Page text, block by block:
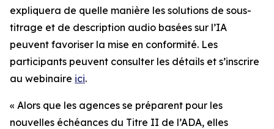
expliquera de quelle manière les solutions de sous-
titrage et de description audio basées sur l’IA
peuvent favoriser la mise en conformité. Les
participants peuvent consulter les détails et s’inscrire
au webinaire ici.
« Alors que les agences se préparent pour les
nouvelles échéances du Titre II de l’ADA, elles